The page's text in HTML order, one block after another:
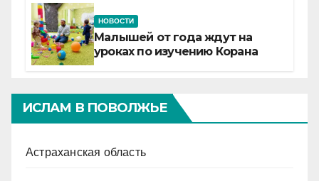
НОВОСТИ
Малышей от года ждут на
уроках по изучению Корана
ИСЛАМ В ПОВОЛЖЬЕ
Астраханская область